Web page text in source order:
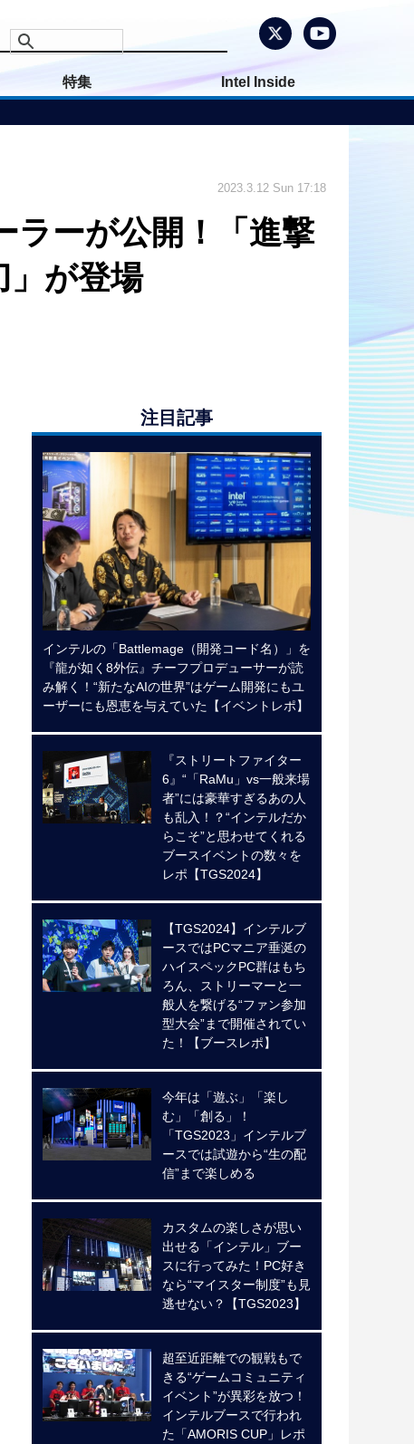
特集 Intel Inside
ラーが公開！「進撃
」が登場
2023.3.12 Sun 17:18
注目記事
インテルの「Battlemage（開発コード名）」を
『龍が如く8外伝』チーフプロデューサーが読
み解く！“新たなAIの世界”はゲーム開発にもユ
ーザーにも恩恵を与えていた【イベントレポ】
『ストリートファイター
6』“「RaMu」vs一般来場
者”には豪華すぎるあの人
も乱入！？“インテルだか
らこそ”と思わせてくれる
ブースイベントの数々を
レポ【TGS2024】
【TGS2024】インテルブ
ースではPCマニア垂涎の
ハイスペックPC群はもち
ろん、ストリーマーと一
般人を繋げる“ファン参加
型大会”まで開催されてい
た！【ブースレポ】
今年は「遊ぶ」「楽し
む」「創る」！
「TGS2023」インテルブ
ースでは試遊から“生の配
信”まで楽しめる
カスタムの楽しさが思い
出せる「インテル」ブー
スに行ってみた！PC好き
なら“マイスター制度”も見
逃せない？【TGS2023】
超至近距離での観戦もで
きる“ゲームコミュニティ
イベント”が異彩を放つ！
インテルブースで行われ
た「AMORIS CUP」レポ